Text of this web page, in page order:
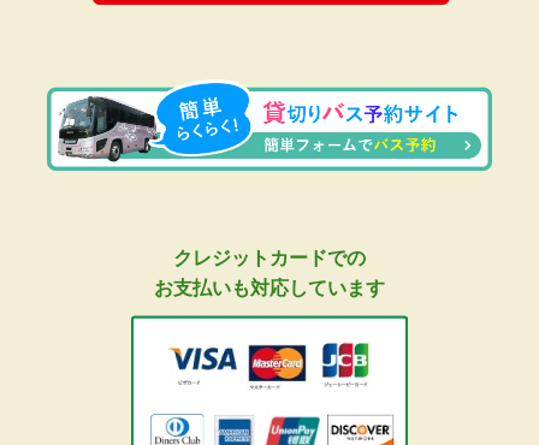
クレジットカードでの
お支払いも対応しています